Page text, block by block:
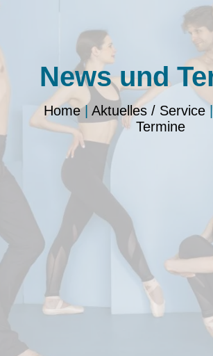
News und
Home| Aktuelles / Service
Termine